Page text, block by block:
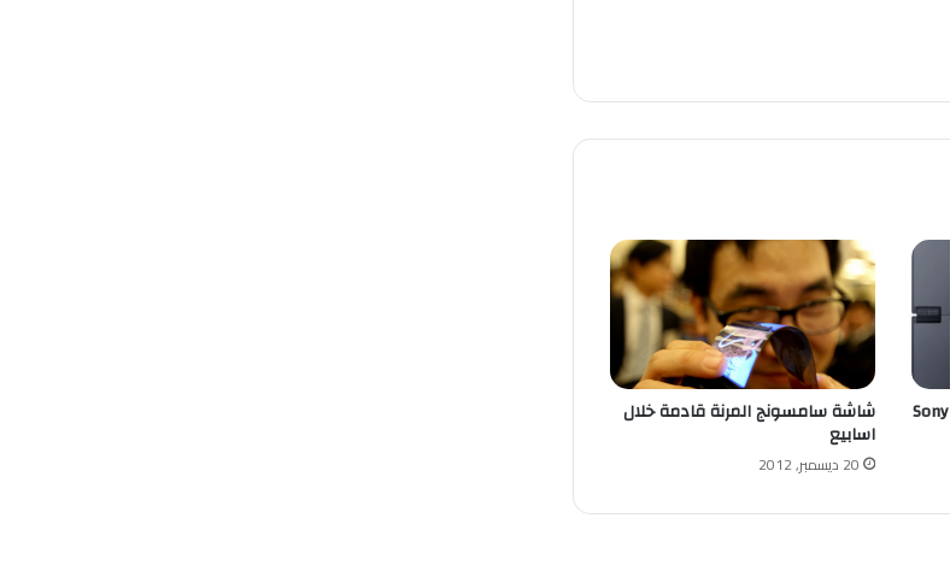
تحديد يوم 24 مايو لتحديث تابلت Sony شاشة سامسونج المرنة قادمة خلال
اسابيع
20 ديسمبر, 2012